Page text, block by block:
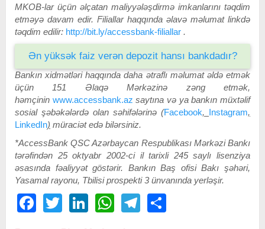
MKOB-lar üçün əlçatan maliyyələşdirmə imkanlarını təqdim
etməyə davam edir. Filiallar haqqında əlavə məlumat linkdə
təqdim edilir: http://bit.ly/accessbank-filiallar .
Ən yüksək faiz verən depozit hansı bankdadır?
Bankın xidmətləri haqqında daha ətraflı məlumat əldə etmək
üçün 151 Əlaqə Mərkəzinə zəng etmək,
həmçinin www.accessbank.az saytına və ya bankın müxtəlif
sosial şəbəkələrdə olan səhifələrinə (Facebook, Instagram,
LinkedIn) müraciət edə bilərsiniz.
*AccessBank QSC Azərbaycan Respublikası Mərkəzi Bankı
tərəfindən 25 oktyabr 2002-ci il tarixli 245 saylı lisenziya
əsasında fəaliyyət göstərir. Bankın Baş ofisi Bakı şəhəri,
Yasamal rayonu, Tbilisi prospekti 3 ünvanında yerləşir.
FacebookTwitter LinkedIn WhatsAppTelegram